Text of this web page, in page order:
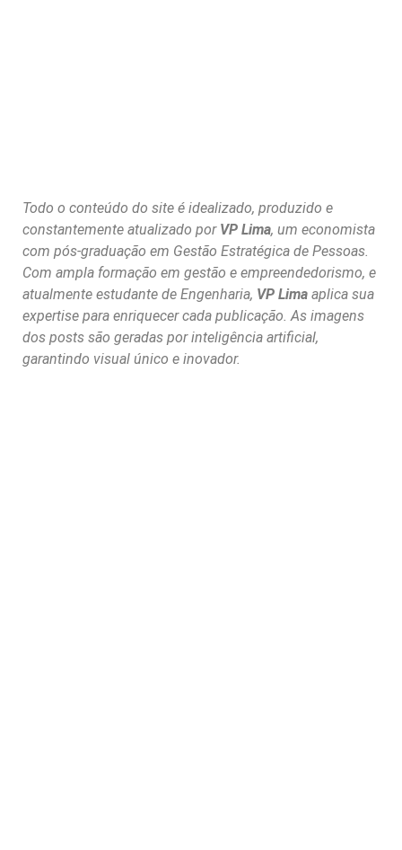
Todo o conteúdo do site é idealizado, produzido e
constantemente atualizado por VP Lima, um economista
com pós-graduação em Gestão Estratégica de Pessoas.
Com ampla formação em gestão e empreendedorismo, e
atualmente estudante de Engenharia, VP Lima aplica sua
expertise para enriquecer cada publicação. As imagens
dos posts são geradas por inteligência artificial,
garantindo visual único e inovador.